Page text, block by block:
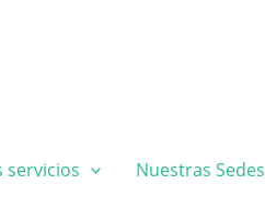
servicios Nuestras Sedes